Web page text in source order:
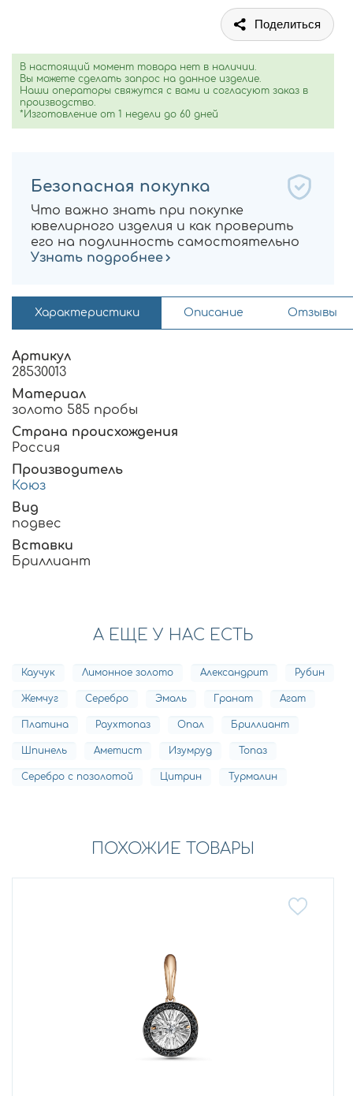
Поделиться
В настоящий момент товара нет в наличии.
Вы можете сделать запрос на данное изделие.
Наши операторы свяжутся с вами и согласуют заказ в
производство.
*Изготовление от 1 недели до 60 дней
Безопасная покупка
Что важно знать при покупке
ювелирного изделия и как проверить
его на подлинность самостоятельно
Узнать подробнее
Характеристики Описание Отзывы
Артикул
28530013
Материал
золото 585 пробы
Страна происхождения
Россия
Производитель
Коюз
Вид
подвес
Вставки
Бриллиант
А ЕЩЕ У НАС ЕСТЬ
Каучук Лимонное золото Александрит Рубин
Жемчуг Серебро Эмаль Гранат Агат
Платина Раухтопаз Опал Бриллиант
Шпинель Аметист Изумруд Топаз
Серебро с позолотой Цитрин Турмалин
ПОХОЖИЕ ТОВАРЫ